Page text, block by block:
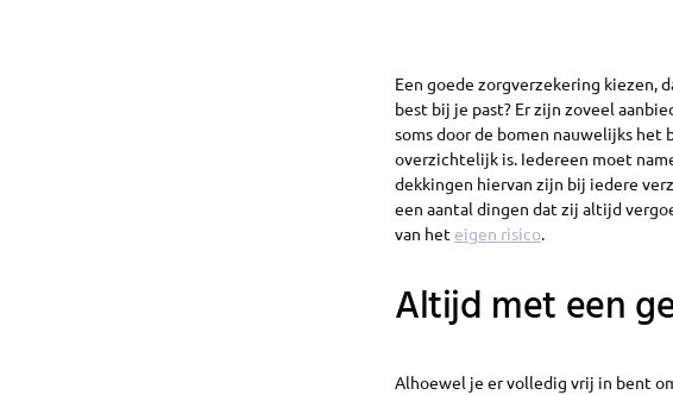
Een goede zorgverzekering kiezen,
best bij je past? Er zijn zoveel
soms door de bomen nauwelijks het
overzichtelijk is. Iedereen moet
dekkingen hiervan zijn bij iedere
een aantal dingen dat zij altijd
van het eigen risico.
Altijd met een
Alhoewel je er volledig vrij in bent